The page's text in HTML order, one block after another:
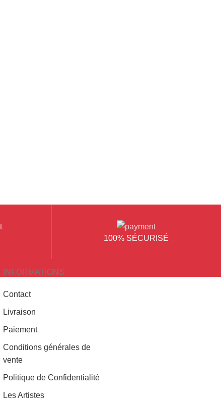
100% SÉCURISÉ
INFORMATIONS
Contact
Livraison
Paiement
Conditions générales de
vente
Politique de Confidentialité
Les Artistes